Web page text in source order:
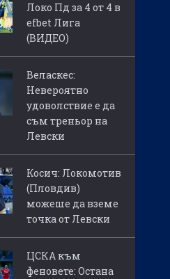
Локо Пд за 4 от 4 в
efbet Лига
(ВИДЕО)
Веласкес:
Невероятно
удоволствие е да
съм треньор на
Левски
Косич: Локомотив
(Пловдив)
можеше да вземе
точка от Левски
ЦСКА към
феновете: Остана